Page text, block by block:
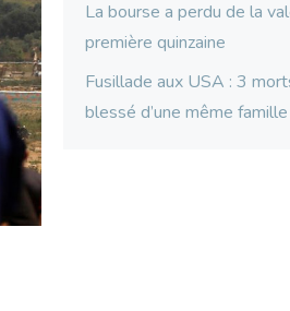
La bourse a perdu de la
première quinzaine
Fusillade aux USA : 3
blessé d’une même famille